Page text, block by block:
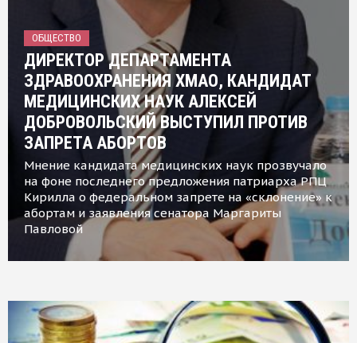
ОБЩЕСТВО
ДИРЕКТОР ДЕПАРТАМЕНТА
ЗДРАВООХРАНЕНИЯ ХМАО, КАНДИДАТ
МЕДИЦИНСКИХ НАУК АЛЕКСЕЙ
ДОБРОВОЛЬСКИЙ ВЫСТУПИЛ ПРОТИВ
ЗАПРЕТА АБОРТОВ
Мнение кандидата медицинских наук прозвучало
на фоне последнего предложения патриарха РПЦ
Кирилла о федеральном запрете на «склонение» к
абортам и заявления сенатора Маргариты
Павловой